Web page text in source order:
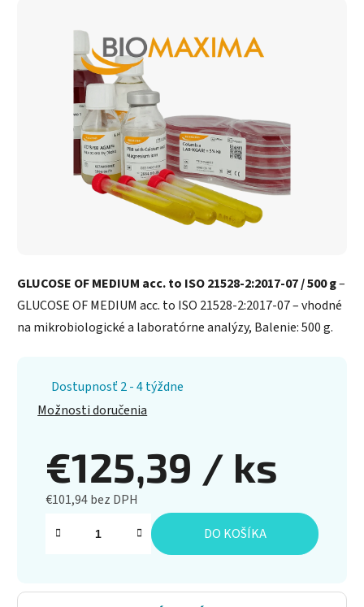
GLUCOSE OF MEDIUM acc. to ISO 21528-2:2017-07 / 500 g–
GLUCOSE OF MEDIUM acc. to ISO 21528-2:2017-07 – vhodné
na mikrobiologické a laboratórne analýzy, Balenie: 500 g.
Dostupnosť 2 - 4 týždne
Možnosti doručenia
€125,39 / ks
€101,94 bez DPH
Jednotková cena:
DO KOŠÍKA